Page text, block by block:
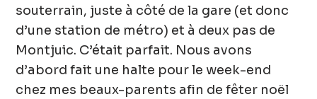
souterrain, juste à côté de la gare (et donc
d’une station de métro) et à deux pas de
Montjuic. C’était parfait. Nous avons
d’abord fait une halte pour le week-end
chez mes beaux-parents afin de fêter noël